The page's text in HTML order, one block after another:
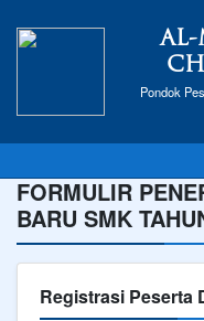
AL-
Pondok
FORMULIR
BARU SMK
Registrasi Peserta